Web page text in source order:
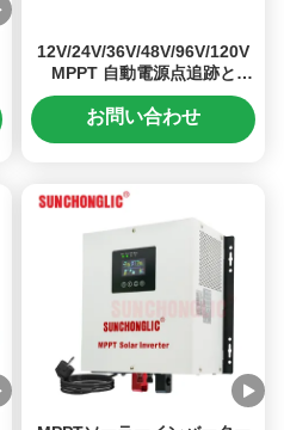
12V/24V/36V/48V/96V/120V
MPPT 自動電源点追跡と
RS485通信の太陽電池充電制
御器
お問い合わせ